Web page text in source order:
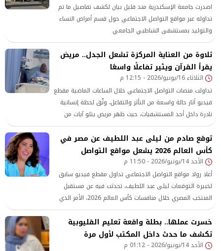
اصدرت جامعة الإسكندرية منذ قليل بيان لكشف تفاصيل ما تم
تداوله عبر مواقع التواصل الاجتماعي حول قسم أمراض النساء
والتوليد بمستشفى الشاطبي الجامعي
تلاوة من العناية المركزة تشعل الجدل.. مريض
يقرأ القرآن ويثير تفاعلًا واسعًا
الثلاثاء 16/يونيو/2026 - 12:15 م
تداولت منصات التواصل الاجتماعي خلال الساعات الماضية مقطع
فيديو أثار حالة واسعة من التأثر والتفاعل، وثّق لحظة إنسانية
نادرة داخل أحد المستشفيات، حيث ظهر مريض يتلو آيات من
القرآن الكريم بصوت خاشع من داخل غرفة العناية المركزة، رغم
حالته الصحية الحرجة وظروفه العلاجية الدقيقة.
توقع صادم من ليلى عبد اللطيف عن مصر في
كأس العالم 2026 يشعل مواقع التواصل
الأحد 14/يونيو/2026 - 11:50 م
أعاد رواد مواقع التواصل الاجتماعي تداول مقطع فيديو سابق
لخبيرة التوقعات ليلى عبد اللطيف، تحدثت فيه عن مستقبل
المنتخب المصري خلال منافسات كأس العالم 2026، الأمر الذي
أثار موجة واسعة من الجدل والتفاعل بين الجماهير المصرية
والعربية، خاصة مع اقتراب الاستحقاقات المستقبل
خسرت عملها.. بطلة واقعة تعليم القليوبية
تكشف ما حدث داخل المكتب لأول مرة
الأحد 14/يونيو/2026 - 01:12 م